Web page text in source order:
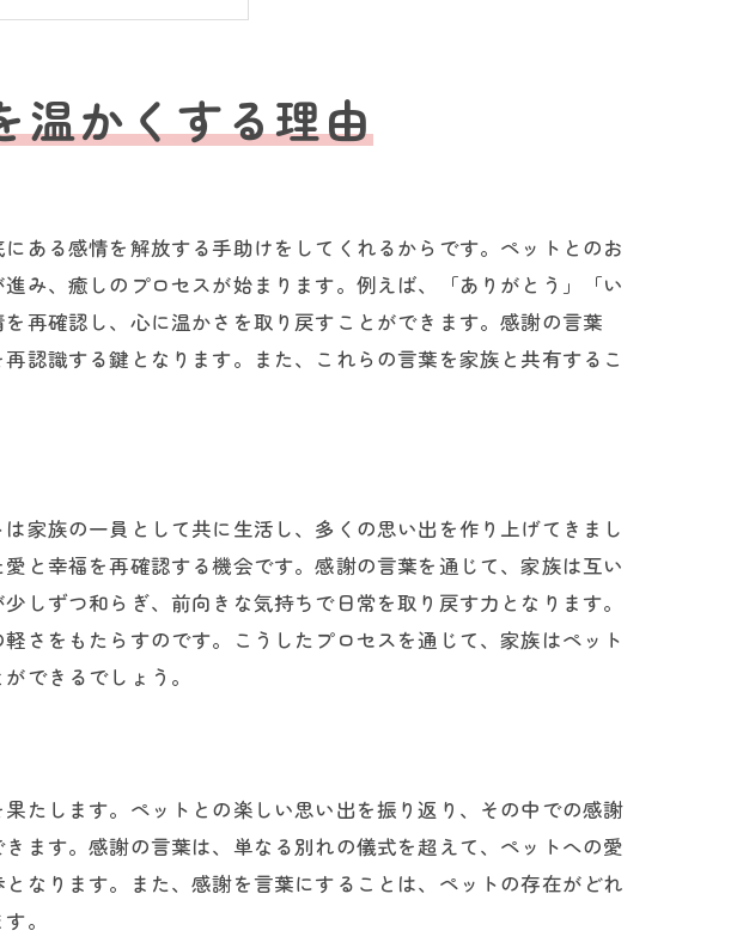
重要性
果
り物に
現
の言葉
セージ
術
する
デア
る
温かくする理由
ある感情を解放する手助けをしてくれるからです。ペットとのお
み、癒しのプロセスが始まります。例えば、「ありがとう」「い
再確認し、心に温かさを取り戻すことができます。感謝の言葉
認識する鍵となります。また、これらの言葉を家族と共有するこ
家族の一員として共に生活し、多くの思い出を作り上げてきまし
と幸福を再確認する機会です。感謝の言葉を通じて、家族は互い
しずつ和らぎ、前向きな気持ちで日常を取り戻す力となります。
さをもたらすのです。こうしたプロセスを通じて、家族はペット
できるでしょう。
たします。ペットとの楽しい思い出を振り返り、その中での感謝
ます。感謝の言葉は、単なる別れの儀式を超えて、ペットへの愛
なります。また、感謝を言葉にすることは、ペットの存在がどれ
。